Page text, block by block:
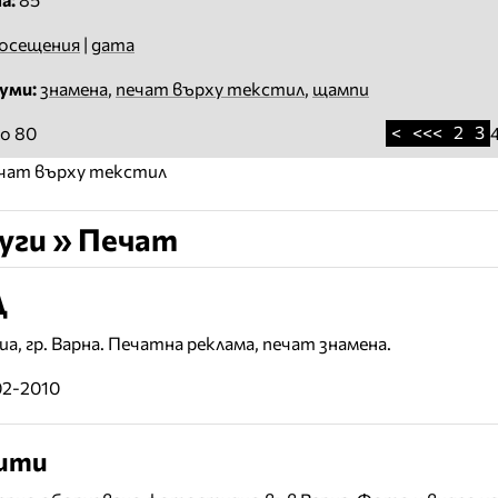
| дата
знамена, печат върху текстил, щампи
80 < <<< 2 3
върху текстил
» Печат
гр. Варна. Печатна реклама, печат знамена.
2010